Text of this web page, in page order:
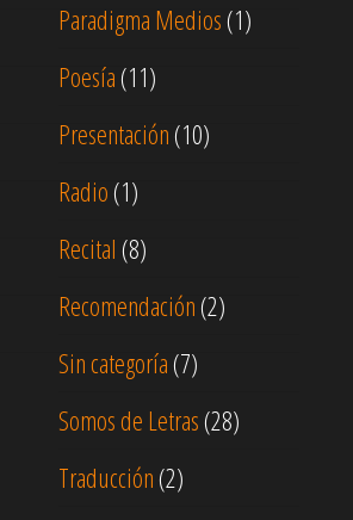
Paradigma Medios(1)
Poesía(11)
Presentación(10)
Radio(1)
Recital (8)
Recomendación(2)
Sin categoría(7)
Somos de Letras (28)
Traducción (2)